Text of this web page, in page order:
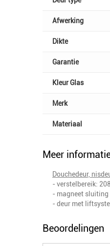
Afwerking
Dikte
Garantie
Kleur Glas
Merk
Materiaal
Meer
Douchedeur,
- verstelbereik:
- magneet sluiting
- deur met
Beoordelingen